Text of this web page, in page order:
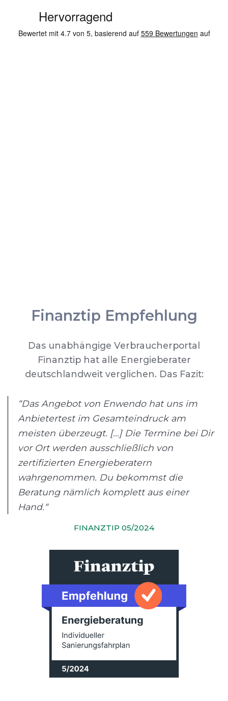
Finanztip Empfehlung
Das unabhängige Verbraucherportal
Finanztip hat alle Energieberater
deutschlandweit verglichen. Das Fazit:
“Das Angebot von Enwendo hat uns im
Anbietertest im Gesamteindruck am
meisten überzeugt. [...] Die Termine bei Dir
vor Ort werden ausschließlich von
zertifizierten Energieberatern
wahrgenommen. Du bekommst die
Beratung nämlich komplett aus einer
Hand.“
FINANZTIP 05/2024